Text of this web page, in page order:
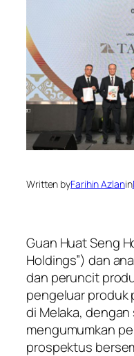
Written byFarihin Azlanin
Guan Huat Seng
Holdings”) dan
dan peruncit
pengeluar produk
di Melaka,
mengumumkan
prospektus